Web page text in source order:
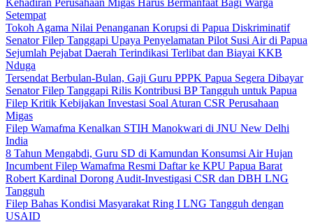
Kehadiran Perusahaan Migas Harus Bermanfaat Bagi Warga
Setempat
Tokoh Agama Nilai Penanganan Korupsi di Papua Diskriminatif
Senator Filep Tanggapi Upaya Penyelamatan Pilot Susi Air di Papua
Sejumlah Pejabat Daerah Terindikasi Terlibat dan Biayai KKB
Nduga
Tersendat Berbulan-Bulan, Gaji Guru PPPK Papua Segera Dibayar
Senator Filep Tanggapi Rilis Kontribusi BP Tangguh untuk Papua
Filep Kritik Kebijakan Investasi Soal Aturan CSR Perusahaan
Migas
Filep Wamafma Kenalkan STIH Manokwari di JNU New Delhi
India
8 Tahun Mengabdi, Guru SD di Kamundan Konsumsi Air Hujan
Incumbent Filep Wamafma Resmi Daftar ke KPU Papua Barat
Robert Kardinal Dorong Audit-Investigasi CSR dan DBH LNG
Tangguh
Filep Bahas Kondisi Masyarakat Ring I LNG Tangguh dengan
USAID